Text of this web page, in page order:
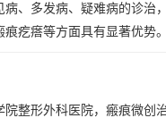
病、多发病、疑难病的诊治
疙瘩等方面具有显著优势。
院整形外科医院，瘢痕微创